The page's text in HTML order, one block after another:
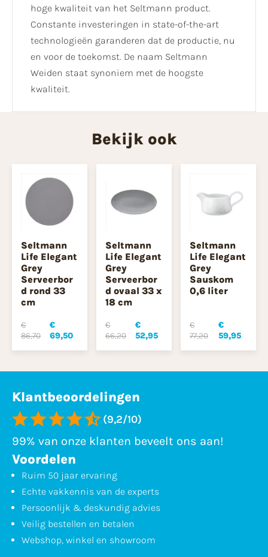
hoge kwaliteit van het Seltmann product.
Constante investeringen in state-of-the-art
technologieën garanderen dat de productie, nu
en voor de toekomst. De naam Seltmann
Weiden staat synoniem met de hoogste
kwaliteit.
Bekijk ook
Seltmann
Life Elegant
Grey
Serveerbor
d rond 33
cm
€
86,70
€
69,50
Seltmann
Life Elegant
Grey
Serveerbor
d ovaal 33 x
18 cm
€
66,20
€
52,95
Seltmann
Life Elegant
Grey
Sauskom
0,6 liter
€
77,20
€
59,95
Klantbeoordelingen
(9,2/10)
99% van onze klanten beveelt ons aan!
Voordelen
Ruim 50 jaar ervaring
Echte vakkennis van de experts
Persoonlijk & deskundig advies
Veilig bestellen en betalen
Webshop, winkel en showroom